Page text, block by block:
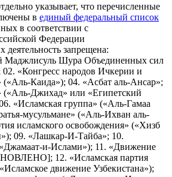
указывает, что перечисленные
в единый федеральный список
в соответствии с
Федерации
деятельность запрещена:
Шура Объединенных сил
«Конгресс народов Ичкерии и
(«Аль-Каида»); 04. «Асбат аль-Ансар»;
(«Аль-Джихад» или «Египетский
«Исламская группа» («Аль-Гамаа
мусульмане» («Аль-Ихван аль-
исламского освобождения» («Хизб
09. «Лашкар-И-Тайба»; 10.
и-Ислами»); 11. «Движение
12. «Исламская партия
движение Узбекистана»);